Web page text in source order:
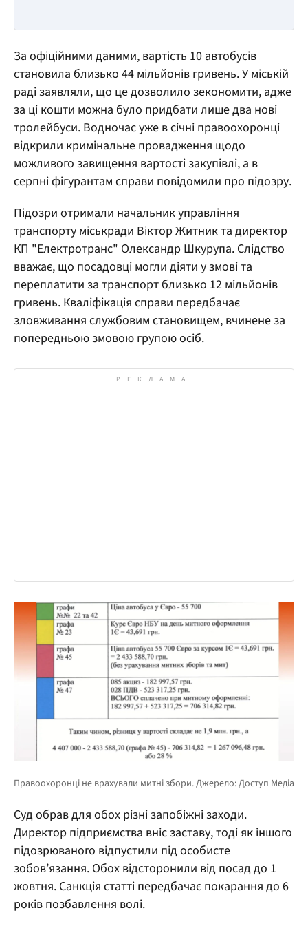
За офіційними даними, вартість 10 автобусів
становила близько 44 мільйонів гривень. У міській
раді заявляли, що це дозволило зекономити, адже
за ці кошти можна було придбати лише два нові
тролейбуси. Водночас уже в січні правоохоронці
відкрили кримінальне провадження щодо
можливого завищення вартості закупівлі, а в
серпні фігурантам справи повідомили про підозру.
Підозри отримали начальник управління
транспорту міськради Віктор Житник та директор
КП "Електротранс" Олександр Шкурупа. Слідство
вважає, що посадовці могли діяти у змові та
переплатити за транспорт близько 12 мільйонів
гривень. Кваліфікація справи передбачає
зловживання службовим становищем, вчинене за
попередньою змовою групою осіб.
Суд обрав для обох різні запобіжні заходи.
Директор підприємства вніс заставу, тоді як іншого
підозрюваного відпустили під особисте
зобов’язання. Обох відсторонили від посад до 1
жовтня. Санкція статті передбачає покарання до 6
років позбавлення волі.